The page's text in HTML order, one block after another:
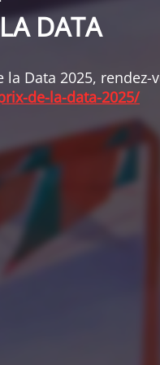
DATA
Data 2025, rendez-
de-la-data-2025/